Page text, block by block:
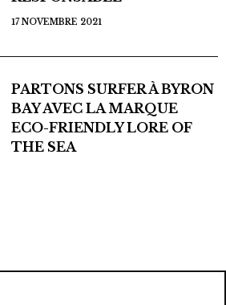
17 NOVEMBRE 2021
PARTONS SURFER À BYRON
BAY AVEC LA MARQUE
ECO-FRIENDLY LORE OF
THE SEA